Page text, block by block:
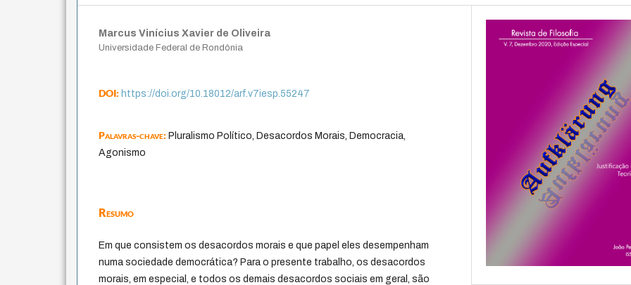
Marcus Vinícius Xavier de Oliveira
Universidade Federal de Rondônia
DOI:https://doi.org/10.18012/arf.v7iesp.55247
Palavras-chave:Pluralismo Político, Desacordos Morais, Democracia,
Agonismo
Resumo
Em que consistem os desacordos morais e que papel eles desempenham
numa sociedade democrática? Para o presente trabalho, os desacordos
morais, em especial, e todos os demais desacordos sociais em geral, são